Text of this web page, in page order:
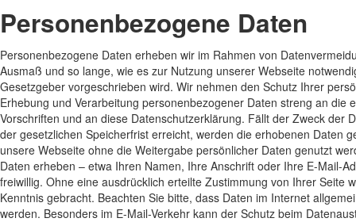
Personenbezogene Daten
Personenbezogene Daten erheben wir im Rahmen von
Ausmaß und so lange, wie es zur Nutzung unserer Webseite
Gesetzgeber vorgeschrieben wird. Wir nehmen den Schutz Ihrer
Erhebung und Verarbeitung personenbezogener Daten streng an die
Vorschriften und an diese Datenschutzerklärung. Fällt der Zweck der
der gesetzlichen Speicherfrist erreicht, werden die erhobenen Daten
unsere Webseite ohne die Weitergabe persönlicher Daten genutzt
Daten erheben – etwa Ihren Namen, Ihre Anschrift oder Ihre E-Mail-
freiwillig. Ohne eine ausdrücklich erteilte Zustimmung von Ihrer Seite
Kenntnis gebracht. Beachten Sie bitte, dass Daten im Internet
werden. Besonders im E-Mail-Verkehr kann der Schutz beim